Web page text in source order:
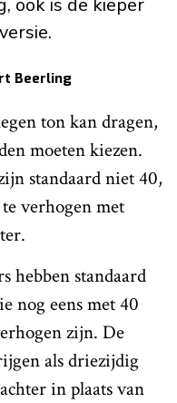
Beerling
ton kan dragen,
moeten kiezen.
standaard niet 40,
verhogen met
hebben standaard
nog eens met 40
zijn. De
als driezijdig
in plaats van